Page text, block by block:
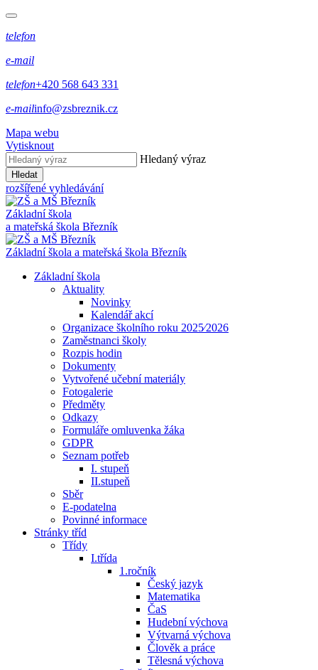
telefon
e-mail
telefon+420 568 643 331
e-mailinfo@zsbreznik.cz
Mapa webu
Vytisknout
Hledaný výraz
Hledat
rozšířené vyhledávání
Základní škola
a mateřská škola Březník
Základní škola a mateřská škola Březník
Základní škola
Aktuality
Novinky
Kalendář akcí
Organizace školního roku 2025⁄2026
Zaměstnanci školy
Rozpis hodin
Dokumenty
Vytvořené učební materiály
Fotogalerie
Předměty
Odkazy
Formuláře omluvenka žáka
GDPR
Seznam potřeb
I. stupeň
II.stupeň
Sběr
E-podatelna
Povinné informace
Stránky tříd
Třídy
I.třída
1.ročník
Český jazyk
Matematika
ČaS
Hudební výchova
Výtvarná výchova
Člověk a práce
Tělesná výchova